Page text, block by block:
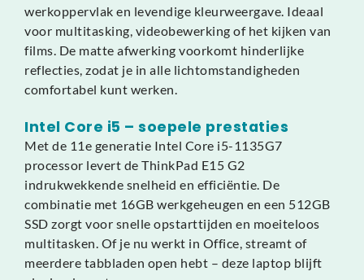
werkoppervlak en levendige kleurweergave. Ideaal
voor multitasking, videobewerking of het kijken van
films. De matte afwerking voorkomt hinderlijke
reflecties, zodat je in alle lichtomstandigheden
comfortabel kunt werken.
Intel Core i5 – soepele prestaties
Met de 11e generatie Intel Core i5-1135G7
processor levert de ThinkPad E15 G2
indrukwekkende snelheid en efficiëntie. De
combinatie met 16GB werkgeheugen en een 512GB
SSD zorgt voor snelle opstarttijden en moeiteloos
multitasken. Of je nu werkt in Office, streamt of
meerdere tabbladen open hebt – deze laptop blijft